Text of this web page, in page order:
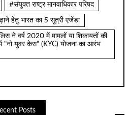
#संयुक्त राष्ट्र मानवाधिकार परिषद
हेतु भारत का 5 सूत्री एजेंडा
ने वर्ष 2020 में मामलों या शिकायतों की
"नो युवर केस" (KYC) योजना का आरंभ
Posts